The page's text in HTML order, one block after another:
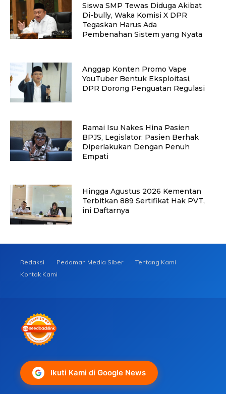
Siswa SMP Tewas Diduga Akibat
Di-bully, Waka Komisi X DPR
Tegaskan Harus Ada
Pembenahan Sistem yang Nyata
Anggap Konten Promo Vape
YouTuber Bentuk Eksploitasi,
DPR Dorong Penguatan Regulasi
Ramai Isu Nakes Hina Pasien
BPJS, Legislator: Pasien Berhak
Diperlakukan Dengan Penuh
Empati
Hingga Agustus 2026 Kementan
Terbitkan 889 Sertifikat Hak PVT,
ini Daftarnya
Redaksi Pedoman Media Siber
Tentang Kami
Kontak Kami
Ikuti Kami di Google News